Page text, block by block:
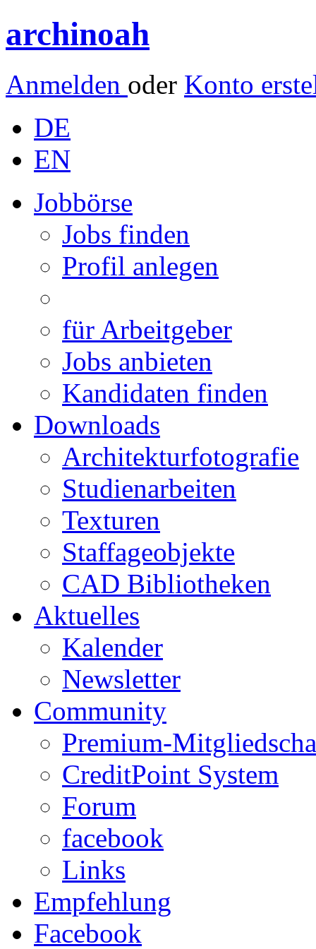
archinoah
Anmelden oder Konto
DE
EN
Jobbörse
Jobs finden
Profil anlegen
für Arbeitgeber
Jobs anbieten
Kandidaten finden
Downloads
Architekturfotografie
Studienarbeiten
Texturen
Staffageobjekte
CAD Bibliotheken
Aktuelles
Kalender
Newsletter
Community
Premium-
CreditPoint System
Forum
facebook
Links
Empfehlung
Facebook